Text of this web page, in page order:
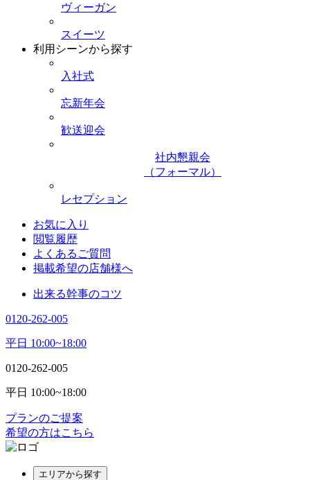
ヴィーガン
スイーツ
利用シーンから探す
入社式
忘新年会
歓送迎会
社内懇親会
（フォーマル）
レセプション
お気に入り
閲覧履歴
よくあるご質問
掲載希望の店舗様へ
出来る幹事のコツ
0120-262-005
平日 10:00~18:00
0120-262-005
平日 10:00~18:00
プランのご提案
希望の方はこちら
エリアから探す